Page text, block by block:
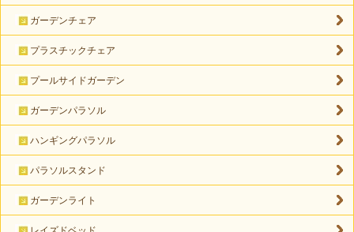
ガーデンチェア
プラスチックチェア
プールサイドガーデン
ガーデンパラソル
ハンギングパラソル
パラソルスタンド
ガーデンライト